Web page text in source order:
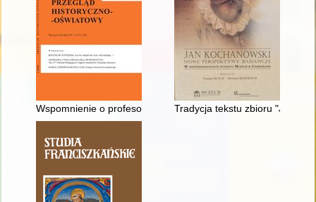
Wspomnienie o profesorze Karolu Poznańskim
Tradycja tekstu zbioru "Jan